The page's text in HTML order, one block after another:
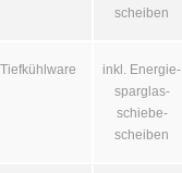
scheiben
Tiefkühlware
inkl. Energie­
spar­glas­
schiebe­
scheiben